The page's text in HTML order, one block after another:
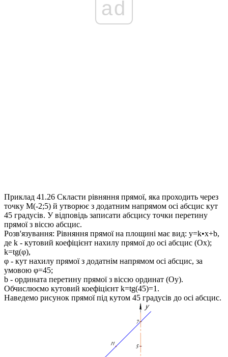
ad
Приклад 41.26 Скласти рівняння прямої, яка проходить через
точку M(-2;5) й утворює з додатним напрямом осі абсцис кут
45 градусів. У відповідь записати абсцису точки перетину
прямої з віссю абсцис.
Розв'язування: Рівняння прямої на площині має вид: y=k•x+b,
де k - кутовий коефіцієнт нахилу прямої до осі абсцис (Ox);
k=tg(φ),
φ - кут нахилу прямої з додатнім напрямом осі абсцис, за
умовою φ=45;
b - ордината перетину прямої з віссю ординат (Oy).
Обчислюємо кутовий коефіцієнт k=tg(45)=1 .
Наведемо рисунок прямої під кутом 45 градусів до осі абсцис.